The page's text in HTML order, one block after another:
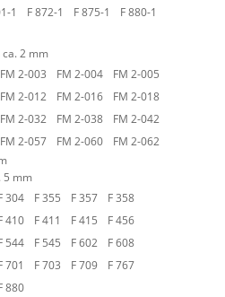
1 F 872-1 F 875-1
F 880-1
2 mm
FM 2-003 FM 2-004
FM 2-005
FM 2-012 FM 2-016
FM 2-018
FM 2-032 FM 2-038
FM 2-042
FM 2-057 FM 2-060
FM 2-062
5 mm
304 F 355 F 357
F 358
410 F 411 F 415
F 456
544 F 545 F 602
F 608
701 F 703 F 709
F 767
880